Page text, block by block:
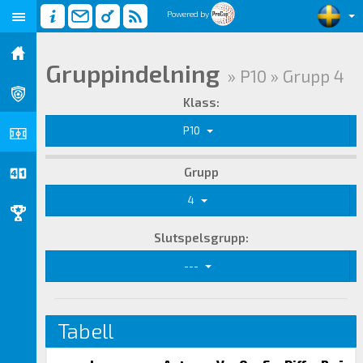
Powered by
Gruppindelning » P10 » Grupp 4
Klass:
P10
Grupp
4
Slutspelsgrupp:
---
Tabell